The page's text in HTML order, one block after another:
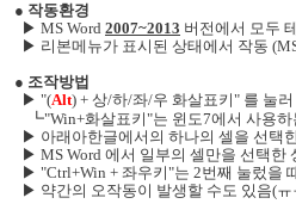
● 작동환경
▶ MS Word 2007~2013 버전에서 모두
▶ 리본메뉴가 표시된 상태에서 작동
● 조작방법
▶ "(Alt) + 상/하/좌/우 화살표키" 를 눌
┗"Win+화살표키"는 윈도7에서 사용하
▶ 아래아한글에서의 하나의 셀을 선택
▶ MS Word 에서 일부의 셀만을 선택한
▶ "Ctrl+Win + 좌우키"는 2번째 눌렀을
▶ 약간의 오작동이 발생할 수도 있음(ㅠ